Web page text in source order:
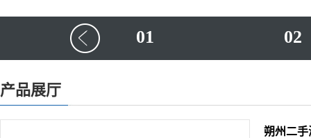
01 02
产品展厅
朔州二手